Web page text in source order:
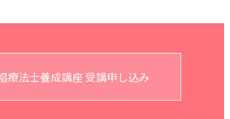
療法士養成講座 受講申し込み